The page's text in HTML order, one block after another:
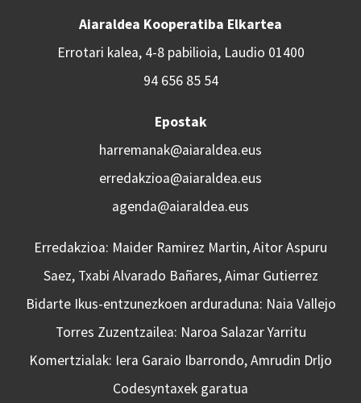
Aiaraldea Kooperatiba Elkartea
Errotari kalea, 4-8 pabilioia, Laudio 01400
94 656 85 54
Epostak
harremanak@aiaraldea.eus
erredakzioa@aiaraldea.eus
agenda@aiaraldea.eus
Erredakzioa: Maider Ramirez Martin, Aitor Aspuru
Saez, Txabi Alvarado Bañares, Aimar Gutierrez
Bidarte Ikus-entzunezkoen arduraduna: Naia Vallejo
Torres Zuzentzailea: Naroa Salazar Yarritu
Komertzialak: Iera Garaio Ibarrondo, Amrudin Drljo
Codesyntaxek garatua